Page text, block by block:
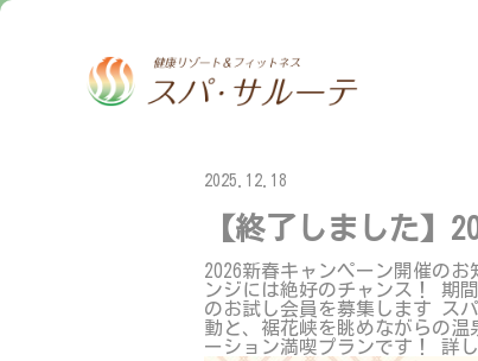
2025.12.18
【終了しました】
2026新春キャンペーン開催の
ンジには絶好のチャンス！ 期
のお試し会員を募集します ス
動と、裾花峡を眺めながらの
ーション満喫プランです！ 詳